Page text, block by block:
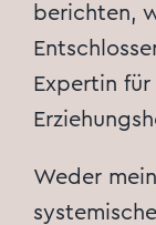
berichten,
Expertin
Weder